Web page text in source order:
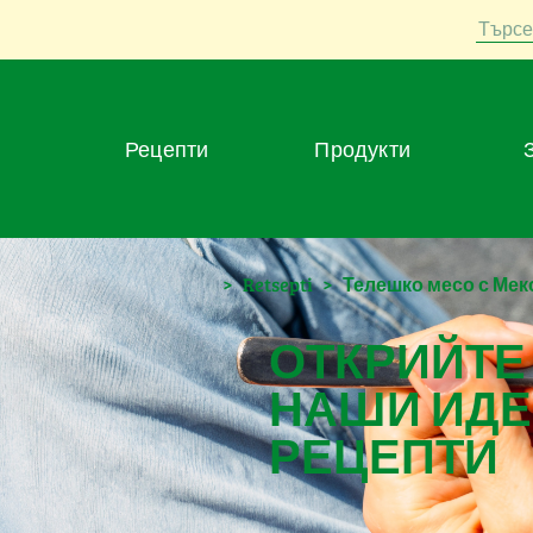
Рецепти Продукти
> Retsepti > Телешко месо с
НАШИ
РЕЦЕПТИ